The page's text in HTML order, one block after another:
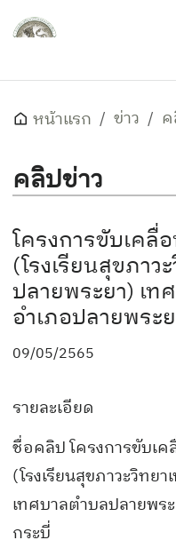
หน้าแรก ข่าว
คลิปข่าว
โครงการขับเคลื่
(โรงเรียนสุขภา
ปลายพระยา) เท
อำเภอปลายพระ
09/05/2565
รายละเอียด
ชื่อคลิป โครงการขับเ
(โรงเรียนสุขภาวะวิทย
เทศบาลตำบลปลายพร
กระบี่